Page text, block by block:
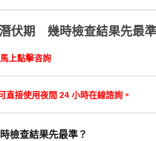
伏期 幾時檢查結果先最
馬上點擊咨詢
接使用夜間 24 小時在線諮詢。
檢查結果先最準？